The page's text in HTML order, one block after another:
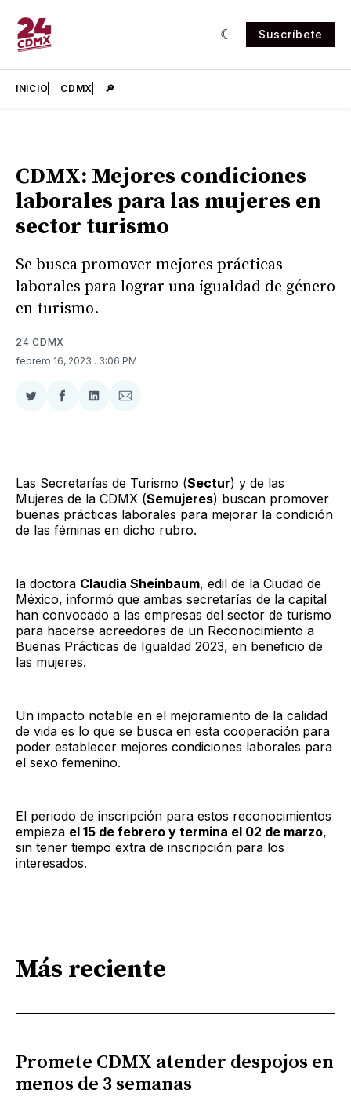
Suscríbete
INICIO CDMX 🔎
CDMX: Mejores condiciones
laborales para las mujeres en
sector turismo
Se busca promover mejores prácticas
laborales para lograr una igualdad de género
en turismo.
24 CDMX
febrero 16, 2023 . 3:06 PM
Compartir
Twitter
Compartir
Facebook
Compartir
LinkedIn
Compartir
Email
Las Secretarías de Turismo (Sectur) y de las
Mujeres de la CDMX (Semujeres) buscan promover
buenas prácticas laborales para mejorar la condición
de las féminas en dicho rubro.
la doctora Claudia Sheinbaum, edil de la Ciudad de
México, informó que ambas secretarías de la capital
han convocado a las empresas del sector de turismo
para hacerse acreedores de un Reconocimiento a
Buenas Prácticas de Igualdad 2023, en beneficio de
las mujeres.
Un impacto notable en el mejoramiento de la calidad
de vida es lo que se busca en esta cooperación para
poder establecer mejores condiciones laborales para
el sexo femenino.
El periodo de inscripción para estos reconocimientos
empieza el 15 de febrero y termina el 02 de marzo,
sin tener tiempo extra de inscripción para los
interesados.
Más reciente
Promete CDMX atender despojos en
menos de 3 semanas